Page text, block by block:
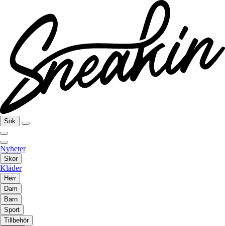
Sök
Nyheter
Skor
Kläder
Herr
Dam
Barn
Sport
Tillbehör